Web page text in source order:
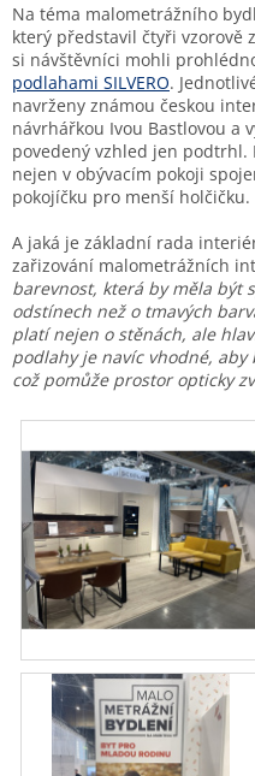
Na téma malometrážního
který představil čtyři vzorově
si návštěvníci mohli
podlahami SILVERO.
navrženy známou českou
návrhářkou Ivou Bastlovou a
povedený vzhled jen podtrhl.
nejen v obývacím pokoji
pokojíčku pro menší holčičku.
A jaká je základní rada
zařizování malometrážních
barevnost, která by měla být
odstínech než o tmavých
platí nejen o stěnách, ale
podlahy je navíc vhodné,
což pomůže prostor opticky